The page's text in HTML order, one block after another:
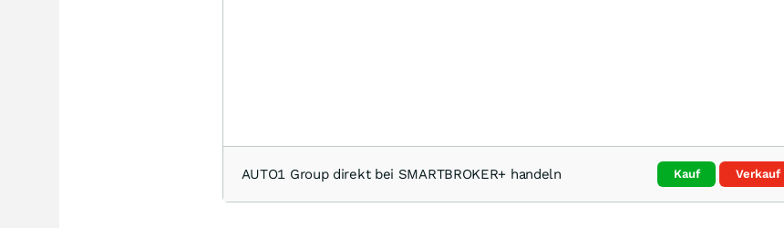
AUTO1 Group direkt bei SMARTBROKER+ handeln Kauf Verkauf